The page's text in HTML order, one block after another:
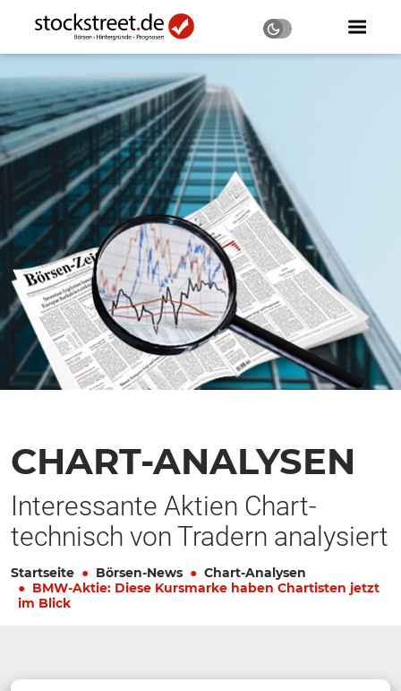
CHART-ANALYSEN
Interessante Aktien Chart-
technisch von Tradern analysiert
Startseite Börsen-News
Chart-Analysen
BMW-Aktie: Diese Kursmarke haben Chartisten jetzt
im Blick